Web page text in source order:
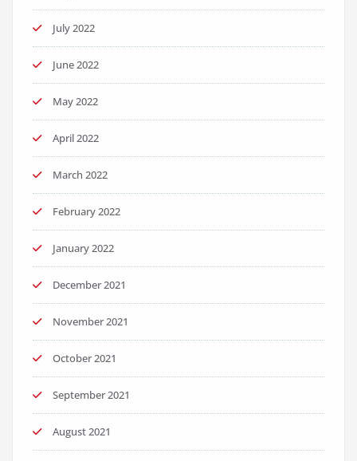
July 2022
June 2022
May 2022
April 2022
March 2022
February 2022
January 2022
December 2021
November 2021
October 2021
September 2021
August 2021